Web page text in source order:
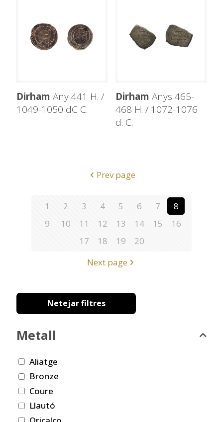
Dirham Any 441 H. /
1049-1050 dC C.
Dirham Anys 465-
468 H. / 1072-1076
d. C.
Prev page
1 2 3 4 5 6 7
8
9
10 11 12 13 14 15
16
17
18 19
20
Next page
Netejar filtres
Metall
Aliatge
Bronze
Coure
Llautó